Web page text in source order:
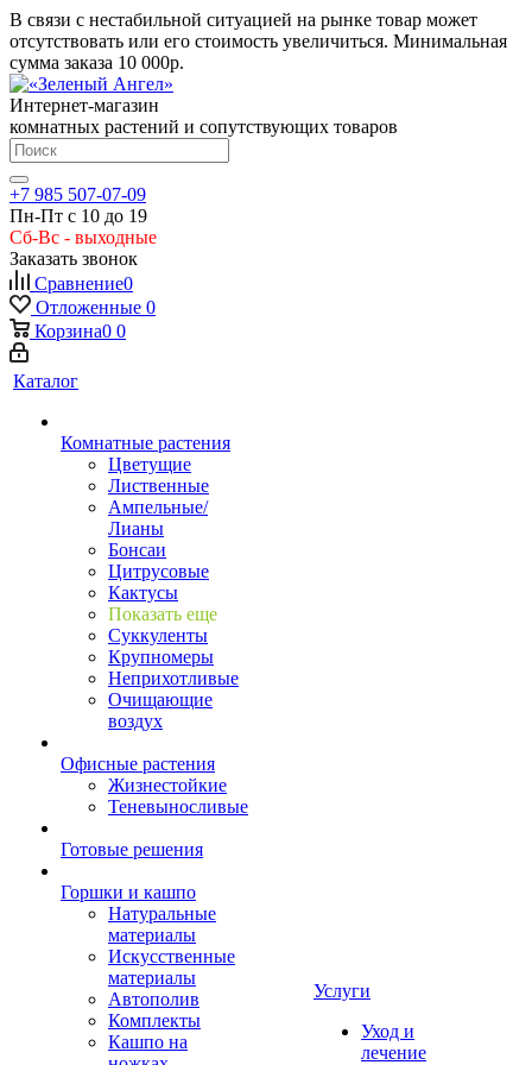
В связи с нестабильной ситуацией на рынке товар может
отсутствовать или его стоимость увеличиться. Минимальная
сумма заказа 10 000р.
Интернет-магазин
комнатных растений и сопутствующих товаров
+7 985 507-07-09
Пн-Пт с 10 до 19
Сб-Вс - выходные
Заказать звонок
Сравнение0
Отложенные 0
Корзина0 0
Каталог
Комнатные растения
Цветущие
Лиственные
Ампельные/
Лианы
Бонсаи
Цитрусовые
Кактусы
Показать еще
Суккуленты
Крупномеры
Неприхотливые
Очищающие
воздух
Офисные растения
Жизнестойкие
Теневыносливые
Готовые решения
Горшки и кашпо
Натуральные
материалы
Искусственные
материалы
Автополив
Комплекты
Кашпо на
Услуги
Уход и
лечение